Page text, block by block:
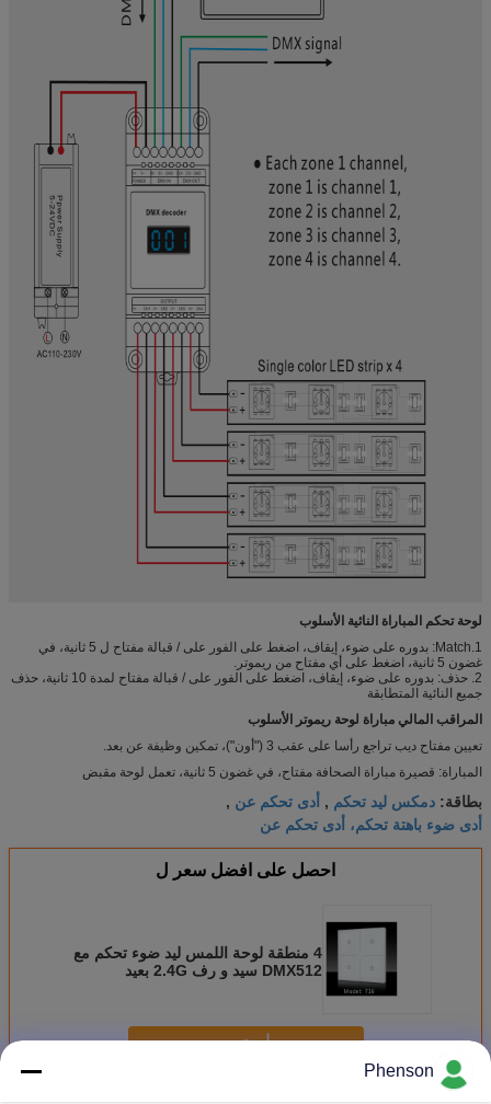
لوحة تحكم المباراة النائية الأسلوب
1.Match: بدوره على ضوء، إيقاف، اضغط على الفور على / قبالة مفتاح ل 5 ثانية، في
غضون 5 ثانية، اضغط على أي مفتاح من ريموتر.
2. حذف: بدوره على ضوء، إيقاف، اضغط على الفور على / قبالة مفتاح لمدة 10 ثانية، حذف
جميع النائية المتطابقة
المراقب المالي مباراة لوحة ريموتر الأسلوب
تعيين مفتاح ديب تراجع رأسا على عقب 3 ("أون")، تمكين وظيفة عن بعد.
المباراة: قصيرة مباراة الصحافة مفتاح، في غضون 5 ثانية، تعمل لوحة مقبض
بطاقة: دمكس ليد تحكم , أدى تحكم عن ,
أدى ضوء باهتة تحكم، أدى تحكم عن
احصل على افضل سعر ل
4 منطقة لوحة اللمس ليد ضوء تحكم مع
DMX512 سيد و رف 2.4G بعيد
استمر
Phenson